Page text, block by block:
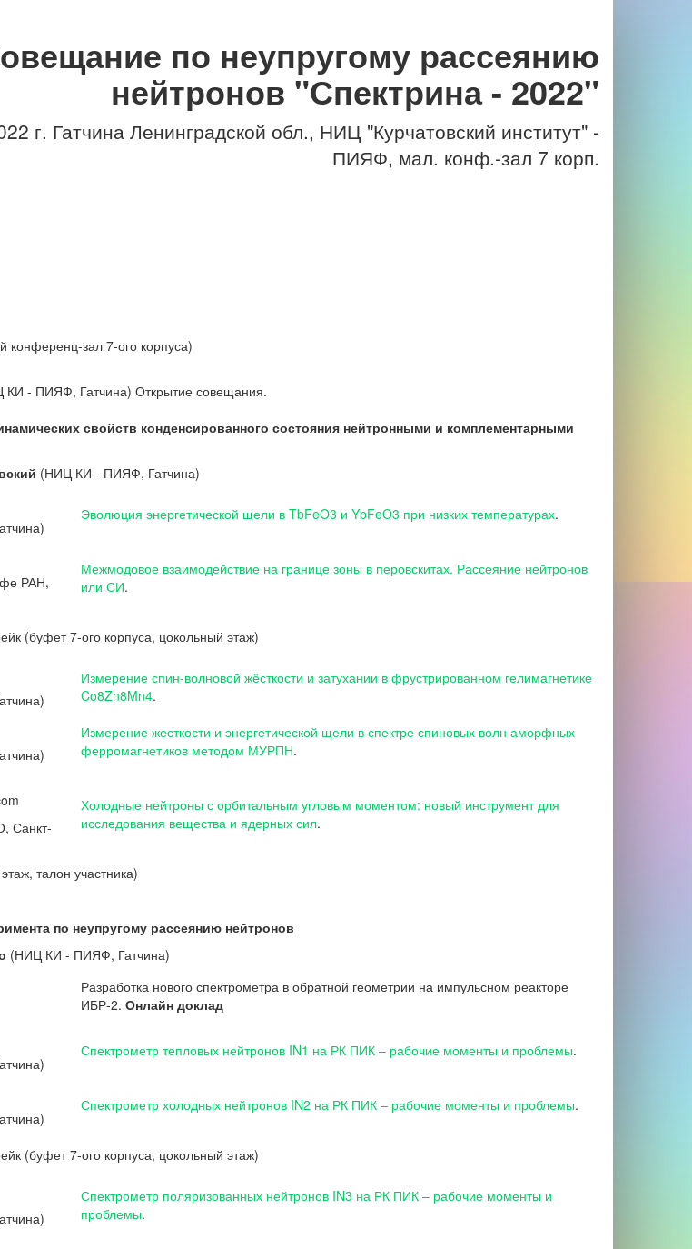
по неупругому рассеянию
нейтронов "Спектрина - 2022"
г. Гатчина Ленинградской обл., НИЦ "Курчатовский институт" -
ПИЯФ, мал. конф.-зал 7 корп.
конференц-зал 7-ого корпуса)
КИ - ПИЯФ, Гатчина) Открытие совещания.
свойств конденсированного состояния нейтронными и комплементарными
(НИЦ КИ - ПИЯФ, Гатчина)
Эволюция энергетической щели в TbFeO3 и YbFeO3 при низких температурах.
РАН,
Межмодовое взаимодействие на границе зоны в перовскитах. Рассеяние нейтронов
или СИ.
(буфет 7-ого корпуса, цокольный этаж)
Измерение спин-волновой жёсткости и затухании в фрустрированном гелимагнетике
Co8Zn8Mn4.
Измерение жесткости и энергетической щели в спектре спиновых волн аморфных
ферромагнетиков методом МУРПН.
Санкт-
Холодные нейтроны с орбитальным угловым моментом: новый инструмент для
исследования вещества и ядерных сил.
талон участника)
по неупругому рассеянию нейтронов
(НИЦ КИ - ПИЯФ, Гатчина)
Разработка нового спектрометра в обратной геометрии на импульсном реакторе
ИБР-2. Онлайн доклад
Спектрометр тепловых нейтронов IN1 на РК ПИК – рабочие моменты и проблемы.
Спектрометр холодных нейтронов IN2 на РК ПИК – рабочие моменты и проблемы.
(буфет 7-ого корпуса, цокольный этаж)
Спектрометр поляризованных нейтронов IN3 на РК ПИК – рабочие моменты и
проблемы.